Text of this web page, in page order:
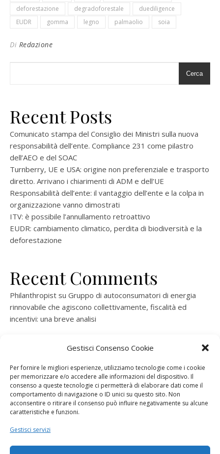
Gestisci Consenso Cookie
Per fornire le migliori esperienze, utilizziamo tecnologie come i cookie
per memorizzare e/o accedere alle informazioni del dispositivo. Il
consenso a queste tecnologie ci permetterà di elaborare dati come il
comportamento di navigazione o ID unici su questo sito. Non
acconsentire o ritirare il consenso può influire negativamente su alcune
caratteristiche e funzioni.
Gestisci servizi
deforestazione
degradoforestale
duediligence
EUDR
gomma legno palmaolio soia
Di Redazione
Cerca
Recent Posts
Comunicato stampa del Consiglio dei Ministri sulla nuova
responsabilità dell’ente. Compliance 231 come pilastro
dell’AEO e del SOAC
Turnberry, UE e USA: origine non preferenziale e trasporto
diretto. Arrivano i chiarimenti di ADM e dell’UE
Responsabilità dell’ente: il vantaggio dell’ente e la colpa in
organizzazione vanno dimostrati
ITV: è possibile l’annullamento retroattivo
EUDR: cambiamento climatico, perdita di biodiversità e la
deforestazione
Recent Comments
Philanthropist su Gruppo di autoconsumatori di energia
rinnovabile che agiscono collettivamente, fiscalità ed
incentivi: una breve analisi
rinnovabile che agiscono collettivamente, fiscalità ed
ramatogelsuGruppo di autoconsumatori di energia
rinnovabile che agiscono collettivamente, fiscalità ed
incentivi: una breve analisi
consorzio per la produzione di energia elettrica